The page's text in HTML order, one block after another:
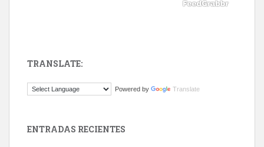
Este gato macho ha aparecido en la calle hace menos de un mes,
TRANSLATE:
Powered by Translate
ENTRADAS RECIENTES